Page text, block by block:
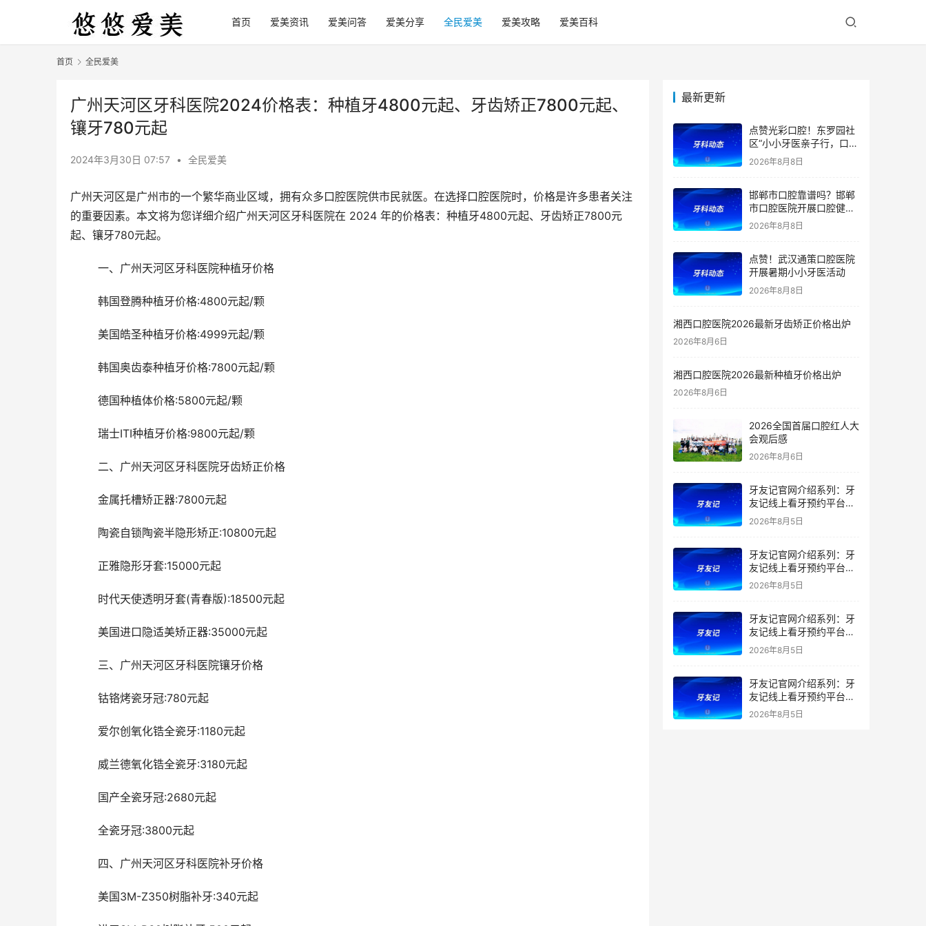
首页 爱美资讯 爱美问答 爱美分享 全民爱美 爱美攻略 爱美百科
首页 全民爱美
广州天河区牙科医院2024价格表：种植牙4800元起、牙齿矫正7800元起、
镶牙780元起
2024年3月30日 07:57 • 全民爱美
广州天河区是广州市的一个繁华商业区域，拥有众多口腔医院供市民就医。在选择口腔医院时，价格是许多患者关注
的重要因素。本文将为您详细介绍广州天河区牙科医院在 2024 年的价格表：种植牙4800元起、牙齿矫正7800元
起、镶牙780元起。
	一、广州天河区牙科医院种植牙价格
	韩国登腾种植牙价格:4800元起/颗
	美国皓圣种植牙价格:4999元起/颗
	韩国奥齿泰种植牙价格:7800元起/颗
	德国种植体价格:5800元起/颗
	瑞士ITI种植牙价格:9800元起/颗
	二、广州天河区牙科医院牙齿矫正价格
	金属托槽矫正器:7800元起
	陶瓷自锁陶瓷半隐形矫正:10800元起
	正雅隐形牙套:15000元起
	时代天使透明牙套(青春版):18500元起
	美国进口隐适美矫正器:35000元起
	三、广州天河区牙科医院镶牙价格
	钴铬烤瓷牙冠:780元起
	爱尔创氧化锆全瓷牙:1180元起
	威兰德氧化锆全瓷牙:3180元起
	国产全瓷牙冠:2680元起
	全瓷牙冠:3800元起
	四、广州天河区牙科医院补牙价格
	美国3M-Z350树脂补牙:340元起
最新更新
点赞光彩口腔！东罗园社
区“小小牙医亲子行，口腔
健康伴成长”亲子活动
2026年8月8日
邯郸市口腔靠谱吗？邯郸
市口腔医院开展口腔健康
宣教公益活动
2026年8月8日
点赞！武汉通策口腔医院
开展暑期小小牙医活动
2026年8月8日
湘西口腔医院2026最新牙齿矫正价格出炉
2026年8月6日
湘西口腔医院2026最新种植牙价格出炉
2026年8月6日
2026全国首届口腔红人大
会观后感
2026年8月6日
牙友记官网介绍系列：牙
友记线上看牙预约平台是
干什么的？靠谱吗？
2026年8月5日
牙友记官网介绍系列：牙
友记线上看牙预约平台让
看牙不再靠运气
2026年8月5日
牙友记官网介绍系列：牙
友记线上看牙预约平台打
破口腔行业专业壁垒新手
友好零门槛
2026年8月5日
牙友记官网介绍系列：牙
友记线上看牙预约平台落
地同城就诊经验打破未知
2026年8月5日